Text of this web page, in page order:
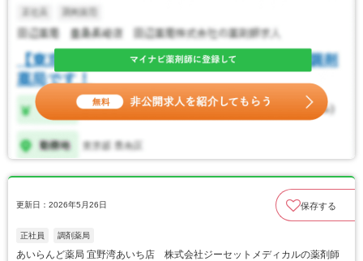
更新日：2026年5月26日 保存する
正社員 調剤薬局
あいらんど薬局 宜野湾あいち店 株式会社ジーセットメディカルの薬剤師